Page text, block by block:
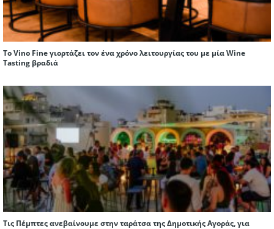
To Vino Fine γιορτάζει τον ένα χρόνο λειτουργίας του με μία Wine
Tasting βραδιά
Τις Πέμπτες ανεβαίνουμε στην ταράτσα της Δημοτικής Αγοράς, για